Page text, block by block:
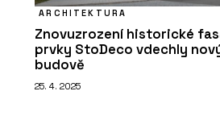
ARCHITEKTURA
Znovuzrození historické
prvky StoDeco vdechly
budově
25. 4. 2025